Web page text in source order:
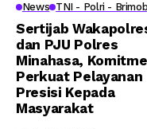
News TNI - Polri - Brimob
Sertijab
dan PJU Polres
Minahasa,
Perkuat Pelayanan
Presisi Kepada
Masyarakat